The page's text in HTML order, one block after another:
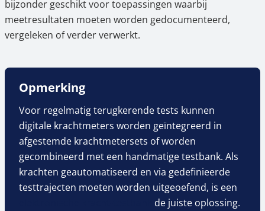
bijzonder geschikt voor toepassingen waarbij
meetresultaten moeten worden gedocumenteerd,
vergeleken of verder verwerkt.
Opmerking
Voor regelmatig terugkerende tests kunnen
digitale krachtmeters worden geïntegreerd in
afgestemde krachtmetersets of worden
gecombineerd met een handmatige testbank. Als
krachten geautomatiseerd en via gedefinieerde
testtrajecten moeten worden uitgeoefend, is een
de juiste oplossing.